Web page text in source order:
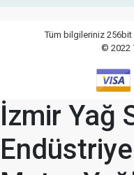
Tüm bilgileriniz 256bit
© 2022
İzmir Yağ